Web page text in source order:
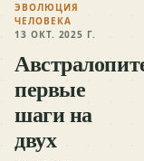
ЭВОЛЮЦИЯ
ЧЕЛОВЕКА
13 ОКТ. 2025 Г.
первые
шаги на
двух